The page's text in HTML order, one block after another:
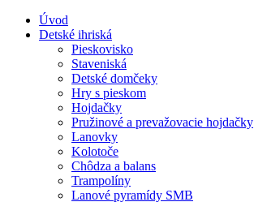
Úvod
Detské ihriská
Pieskovisko
Staveniská
Detské domčeky
Hry s pieskom
Hojdačky
Pružinové a prevažovacie hojdačky
Lanovky
Kolotoče
Chôdza a balans
Trampolíny
Lanové pyramídy SMB